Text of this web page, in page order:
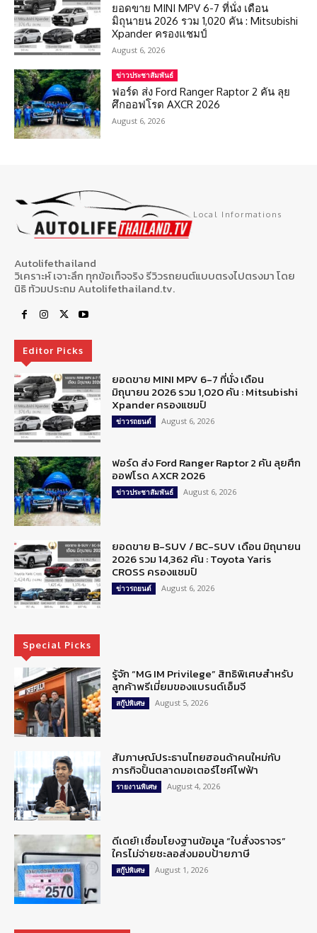
ยอดขาย MINI MPV 6-7 ที่นั่ง เดือน
มิถุนายน 2026 รวม 1,020 คัน : Mitsubishi
Xpander ครองแชมป์
August 6, 2026
ข่าวประชาสัมพันธ์
ฟอร์ด ส่ง Ford Ranger Raptor 2 คัน ลุย
ศึกออฟโรด AXCR 2026
August 6, 2026
Local Informations
Autolifethailand
วิเคราะห์ เจาะลึก ทุกข้อเท็จจริง รีวิวรถยนต์แบบตรงไปตรงมา โดย
นิธิ ท้วมประถม Autolifethailand.tv.
Editor Picks
ยอดขาย MINI MPV 6-7 ที่นั่ง เดือน
มิถุนายน 2026 รวม 1,020 คัน : Mitsubishi
Xpander ครองแชมป์
ข่าวรถยนต์ August 6, 2026
ฟอร์ด ส่ง Ford Ranger Raptor 2 คัน ลุยศึก
ออฟโรด AXCR 2026
ข่าวประชาสัมพันธ์ August 6, 2026
ยอดขาย B-SUV / BC-SUV เดือน มิถุนายน
2026 รวม 14,362 คัน : Toyota Yaris
CROSS ครองแชมป์
ข่าวรถยนต์ August 6, 2026
Special Picks
รู้จัก “MG IM Privilege” สิทธิพิเศษสำหรับ
ลูกค้าพรีเมี่ยมของแบรนด์เอ็มจี
สกู๊ปพิเศษ August 5, 2026
สัมภาษณ์ประธานไทยฮอนด้าคนใหม่กับ
ภารกิจปั้นตลาดมอเตอร์ไซค์ไฟฟ้า
รายงานพิเศษ August 4, 2026
ดีเดย์! เชื่อมโยงฐานข้อมูล “ใบสั่งจราจร”
ใครไม่จ่ายชะลอส่งมอบป้ายภาษี
สกู๊ปพิเศษ August 1, 2026